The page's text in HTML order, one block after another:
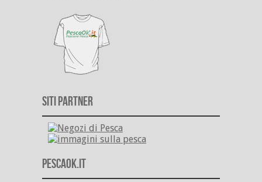
Siti Partner
PescaOk.it